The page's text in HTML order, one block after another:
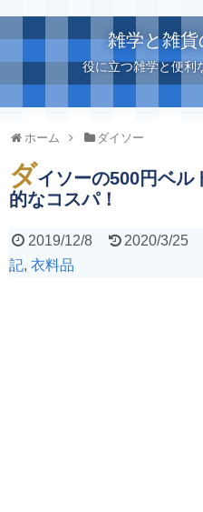
雑学と雑
役に立つ雑学と便利
ホーム ダイソー
ダイソーの500円ベル
的なコスパ！
2019/12/8 2020/3/25
記, 衣料品